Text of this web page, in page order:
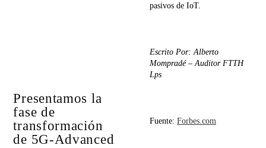
Presentamos la
fase de
transformación
de 5G-Advanced
pasivos de IoT.
Escrito Por: Alberto
Mompradé –Auditor FTTH
Lps
Fuente: Forbes.com